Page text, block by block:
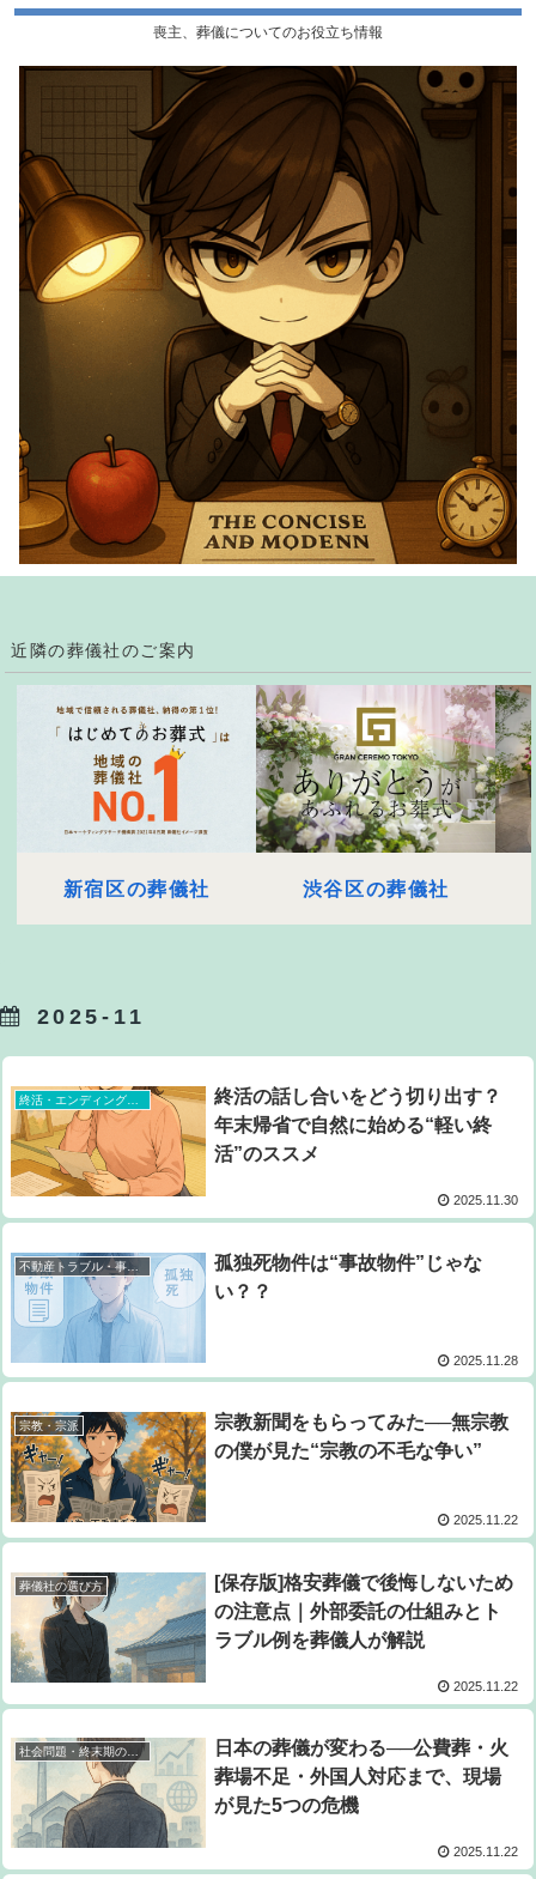
喪主、葬儀についてのお役立ち情報
近隣の葬儀社のご案内
新宿区の葬儀社 渋谷区の葬儀社
2025-11
終活・エンディングノート
終活の話し合いをどう切り出す？
年末帰省で自然に始める“軽い終
活”のススメ
2025.11.30
不動産トラブル・事故物件
孤独死物件は“事故物件”じゃな
い？？
2025.11.28
宗教・宗派
宗教新聞をもらってみた──無宗教
の僕が見た“宗教の不毛な争い”
2025.11.22
葬儀社の選び方
[保存版]格安葬儀で後悔しないため
の注意点｜外部委託の仕組みとト
ラブル例を葬儀人が解説
2025.11.22
社会問題・終末期の現実
日本の葬儀が変わる──公費葬・火
葬場不足・外国人対応まで、現場
が見た5つの危機
2025.11.22